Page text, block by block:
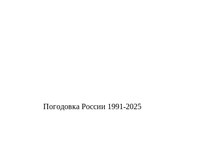
Погодовка России 1991-2025